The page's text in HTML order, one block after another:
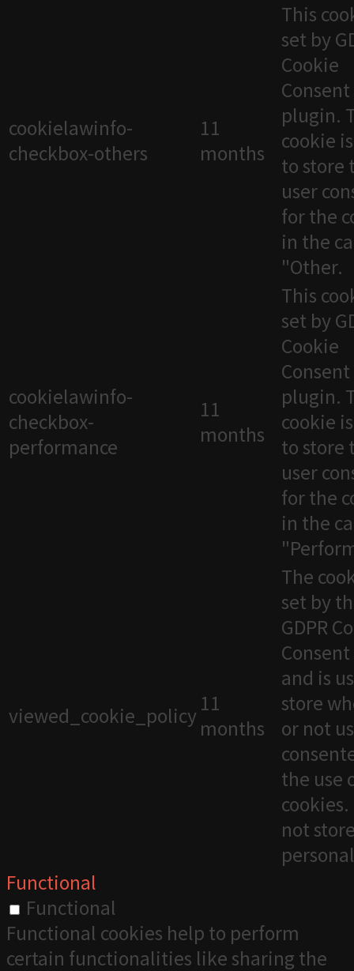
cookielawinfo-
checkbox-others
11
months
This
set by
Cookie
Consent
plugin.
cookie
to store
user
for the
in the
"Other.
cookielawinfo-
checkbox-
performance
11
months
This
set by
Cookie
Consent
plugin.
cookie
to store
user
for the
in the
viewed_cookie_policy 11
months
The
set by
GDPR
and is
store
or not
the use
not
Functional
Functional
Functional cookies help to perform
certain functionalities like sharing the